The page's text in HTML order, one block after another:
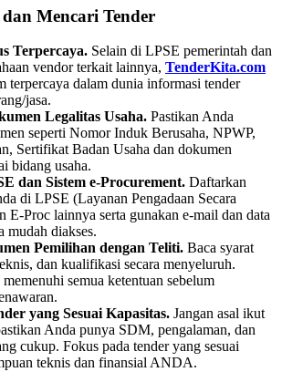
Mencari Tender
Terpercaya. Selain di LPSE pemerintah dan
vendor terkait lainnya, TenderKita.com
terpercaya dalam dunia informasi tender
jasa.
Legalitas Usaha. Pastikan Anda
seperti Nomor Induk Berusaha, NPWP,
Sertifikat Badan Usaha dan dokumen
bidang usaha.
dan Sistem e-Procurement. Daftarkan
di LPSE (Layanan Pengadaan Secara
E-Proc lainnya serta gunakan e-mail dan data
mudah diakses.
Pemilihan dengan Teliti. Baca syarat
dan kualifikasi secara menyeluruh.
semua ketentuan sebelum
yang Sesuai Kapasitas. Jangan asal ikut
Anda punya SDM, pengalaman, dan
cukup. Fokus pada tender yang sesuai
teknis dan finansial ANDA.